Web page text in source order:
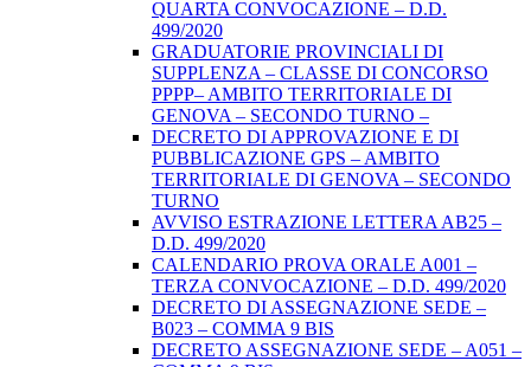
QUARTA CONVOCAZIONE – D.D.
499/2020
GRADUATORIE PROVINCIALI DI
SUPPLENZA – CLASSE DI CONCORSO
PPPP– AMBITO TERRITORIALE DI
GENOVA – SECONDO TURNO –
DECRETO DI APPROVAZIONE E DI
PUBBLICAZIONE GPS – AMBITO
TERRITORIALE DI GENOVA – SECONDO
TURNO
AVVISO ESTRAZIONE LETTERA AB25 –
D.D. 499/2020
CALENDARIO PROVA ORALE A001 –
TERZA CONVOCAZIONE – D.D. 499/2020
DECRETO DI ASSEGNAZIONE SEDE –
B023 – COMMA 9 BIS
DECRETO ASSEGNAZIONE SEDE – A051 –